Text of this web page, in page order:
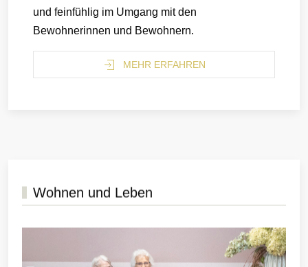
und feinfühlig im Umgang mit den
Bewohnerinnen und Bewohnern.
MEHR ERFAHREN